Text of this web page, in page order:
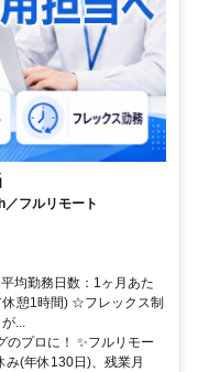
フルリモート
均勤務日数：1ヶ月あた
休憩1時間) ☆フレックス制
...
のプロに！ ✨フルリモー
み(年休130日)、残業月